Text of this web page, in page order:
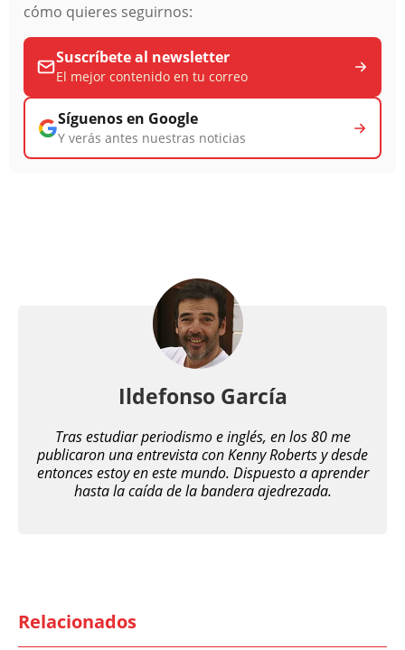
cómo quieres seguirnos:
Suscríbete al newsletter
El mejor contenido en tu correo
Síguenos en Google
Y verás antes nuestras noticias
Ildefonso García
Tras estudiar periodismo e inglés, en los 80 me
publicaron una entrevista con Kenny Roberts y desde
entonces estoy en este mundo. Dispuesto a aprender
hasta la caída de la bandera ajedrezada.
Relacionados